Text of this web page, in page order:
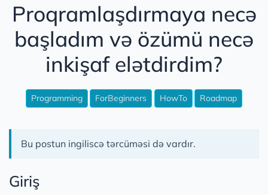
Proqramlaşdırmaya necə
başladım və özümü necə
inkişaf elətdirdim?
Programming ForBeginners HowTo Roadmap
Bu postun ingiliscə tərcüməsi də vardır.
Giriş